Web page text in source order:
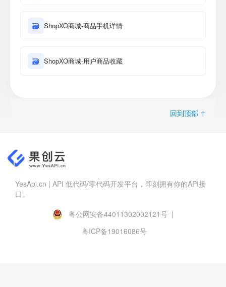
🗃 ShopXO商城-商品手机详情
🗃 ShopXO商城-用户商品收藏
回到顶部 ↑
YesApi.cn | API 低代码/零代码开发平台，即刻拥有你的API接
口。
粤公网安备44011302002121号 |
粤ICP备19016086号